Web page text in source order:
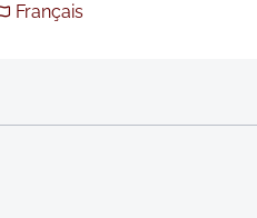
Français